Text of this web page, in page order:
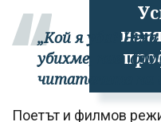
„Кой я уби?
убихме, ние,
читателите на
Поетът и филмов